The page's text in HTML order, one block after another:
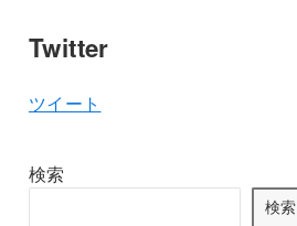
Twitter
ツイート
検索
検索